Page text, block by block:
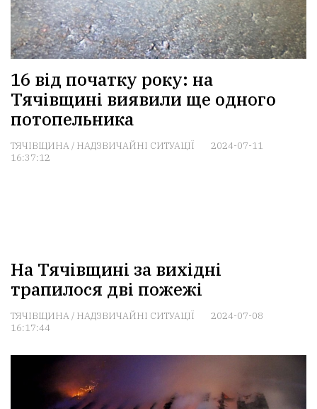
16 від початку року: на
Тячівщині виявили ще одного
потопельника
ТЯЧІВЩИНА/ НАДЗВИЧАЙНІ СИТУАЦІЇ
2024-07-11
16:37:12
На Тячівщині за вихідні
трапилося дві пожежі
ТЯЧІВЩИНА/ НАДЗВИЧАЙНІ СИТУАЦІЇ
2024-07-08
16:17:44